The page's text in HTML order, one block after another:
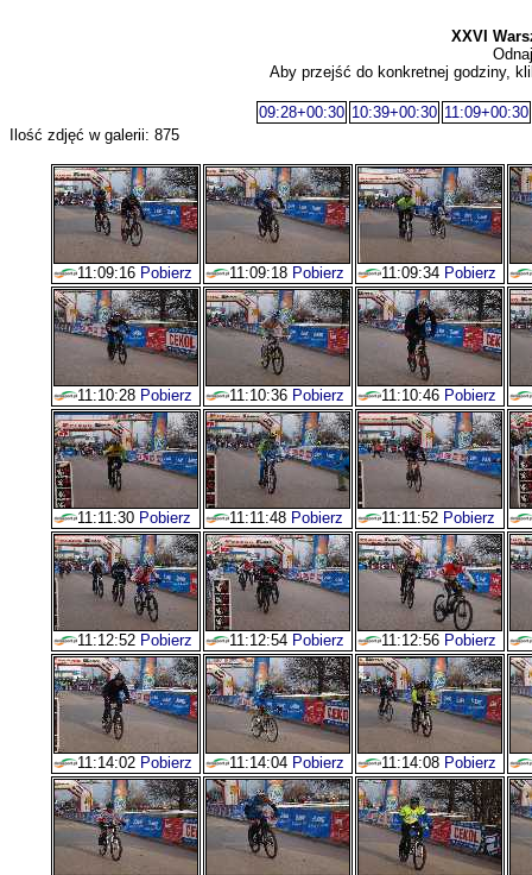
XXVI
Aby przejść do konkretnej godziny,
09:28+00:30 10:39+00:30 11:09+00:30
Ilość zdjęć w galerii: 875
11:09:16 Pobierz 11:09:18 Pobierz 11:09:34 Pobierz
11:10:28 Pobierz 11:10:36 Pobierz 11:10:46 Pobierz
11:11:30 Pobierz 11:11:48 Pobierz 11:11:52 Pobierz
11:12:52 Pobierz 11:12:54 Pobierz 11:12:56 Pobierz
11:14:02 Pobierz 11:14:04 Pobierz 11:14:08 Pobierz